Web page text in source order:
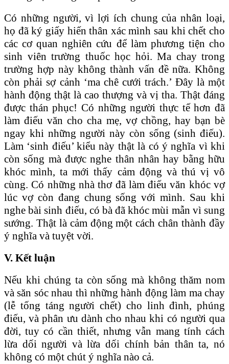
Có những người, vì lợi ích chung của nhân loại,
họ đã ký giấy hiến thân xác mình sau khi chết cho
các cơ quan nghiên cứu để làm phương tiện cho
sinh viên trường thuốc học hỏi. Ma chay trong
trường hợp này không thành vấn đề nữa. Không
còn phải sợ cảnh ‘ma chê cưới trách.’ Đây là một
hành động thật là cao thượng và vị tha. Thật đáng
được thán phục! Có những người thực tế hơn đã
làm điếu văn cho cha mẹ, vợ chồng, hay bạn bè
ngay khi những người này còn sống (sinh điếu).
Làm ‘sinh điếu’ kiểu này thật là có ý nghĩa vì khi
còn sống mà được nghe thân nhân hay bằng hữu
khóc mình, ta mới thấy cảm động và thú vị vô
cùng. Có những nhà thơ đã làm điếu văn khóc vợ
lúc vợ còn đang chung sống với mình. Sau khi
nghe bài sinh điếu, có bà đã khóc mùi mẫn vì sung
sướng. Thật là cảm động một cách chân thành đầy
ý nghĩa và tuyệt vời.
V. Kết luận
Nếu khi chúng ta còn sống mà không thăm nom
và săn sóc nhau thì những hành động làm ma chay
(lễ tống táng người chết) cho linh đình, phúng
điếu, và phân ưu dành cho nhau khi có người qua
đời, tuy có cần thiết, nhưng vẫn mang tính cách
lừa dối người và lừa dối chính bản thân ta, nó
không có một chút ý nghĩa nào cả.